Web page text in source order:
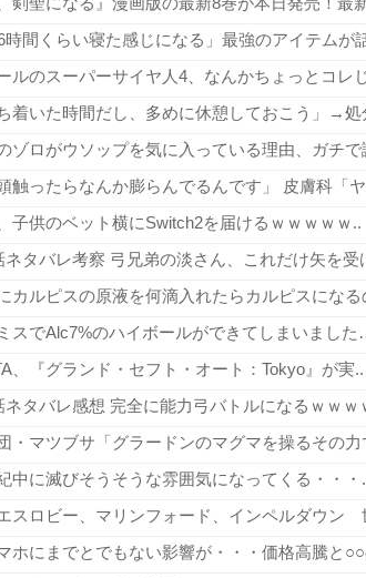
時間くらい寝た感じになる」最強のアイテムが
ルのスーパーサイヤ人4、なんかちょっとコレ
着いた時間だし、多めに休憩しておこう」→処
ゾロがウソップを気に入っている理由、ガチで
触ったらなんか膨らんでるんです」 皮膚科「
子供のベット横にSwitch2を届けるｗｗｗｗｗ..
ネタバレ考察 弓兄弟の淡さん、これだけ矢を受
カルピスの原液を何滴入れたらカルピスになる
スでAlc7%のハイボールができてしまいまし
、『グランド・セフト・オート：Tokyo』が実..
ネタバレ感想 完全に能力弓バトルになるｗｗｗ
・マツブサ「グラードンのマグマを操るその力
中に滅びそうそうな雰囲気になってくる・・・
スロビー、マリンフォード、インペルダウン
ホにまでとでもない影響が・・・価格高騰と